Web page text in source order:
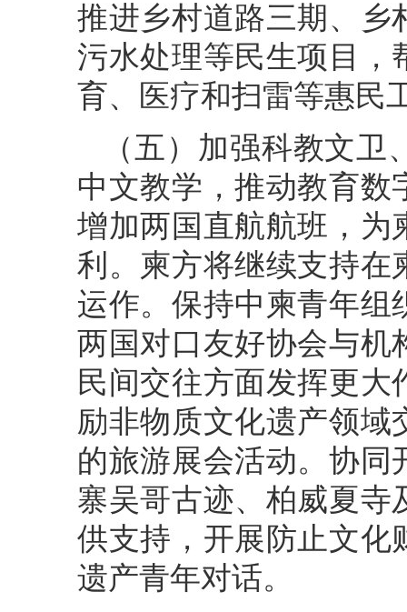
推进乡村道路三期、乡
污水处理等民生项目，
育、医疗和扫雷等惠民
（五）加强科教文
中文教学，推动教育数
增加两国直航航班，为
利。柬方将继续支持在
运作。保持中柬青年组
两国对口友好协会与机
民间交往方面发挥更
励非物质文化遗产领域
的旅游展会活动。协同
寨吴哥古迹、柏威夏寺
供支持，开展防止文化
遗产青年对话。